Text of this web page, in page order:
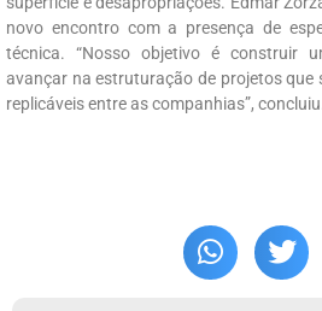
novo encontro com a presença de
técnica. “Nosso objetivo é construir
avançar na estruturação de projetos que
replicáveis entre as companhias”,